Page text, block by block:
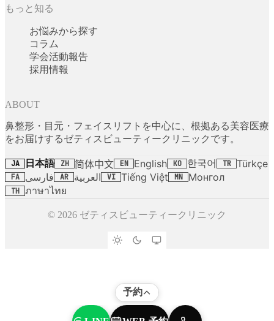
もっと知る
お悩みから探す
コラム
学会活動報告
採用情報
ABOUT
鼻整形・目元・フェイスリフトを中心に、根拠ある美容医療
をお届けするゼティスビューティークリニックです。
JA 日本語 ZH 简体中文 EN English KO 한국어 TR Türkçe
FA فارسی AR العربية VI Tiếng Việt MN Монгол
TH ภาษาไทย
© 2026 ゼティスビューティークリニック
予約